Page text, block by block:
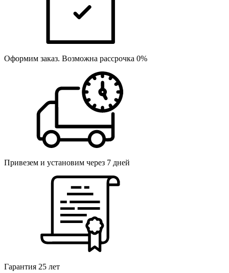
Оформим заказ. Возможна рассрочка 0%
Привезем и установим через 7 дней
Гарантия 25 лет